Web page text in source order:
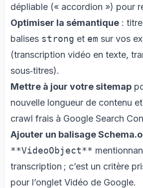
dépliable (« accordion ») pour
Optimiser la sémantique :
balises strong et em sur vos
(transcription vidéo en texte,
sous‑titres).
Mettre à jour votre sitemap
nouvelle longueur de contenu
crawl frais à Google Search
Ajouter un balisage
**VideoObject**
transcription ; c’est un critère
pour l’onglet Vidéo de Google.